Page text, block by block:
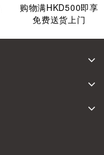
购物满HKD500即享
免费送货上门